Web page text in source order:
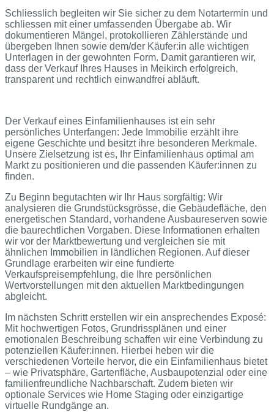
Schliesslich begleiten wir Sie sicher zu dem Notartermin und
schliessen mit einer umfassenden Übergabe ab. Wir
dokumentieren Mängel, protokollieren Zählerstände und
übergeben Ihnen sowie dem/der Käufer:in alle wichtigen
Unterlagen in der gewohnten Form. Damit garantieren wir,
dass der Verkauf Ihres Hauses in Meikirch erfolgreich,
transparent und rechtlich einwandfrei abläuft.
Der Verkauf eines Einfamilienhauses ist ein sehr
persönliches Unterfangen: Jede Immobilie erzählt ihre
eigene Geschichte und besitzt ihre besonderen Merkmale.
Unsere Zielsetzung ist es, Ihr Einfamilienhaus optimal am
Markt zu positionieren und die passenden Käufer:innen zu
finden.
Zu Beginn begutachten wir Ihr Haus sorgfältig: Wir
analysieren die Grundstücksgrösse, die Gebäudefläche, den
energetischen Standard, vorhandene Ausbaureserven sowie
die baurechtlichen Vorgaben. Diese Informationen erhalten
wir vor der Marktbewertung und vergleichen sie mit
ähnlichen Immobilien in ländlichen Regionen. Auf dieser
Grundlage erarbeiten wir eine fundierte
Verkaufspreisempfehlung, die Ihre persönlichen
Wertvorstellungen mit den aktuellen Marktbedingungen
abgleicht.
Im nächsten Schritt erstellen wir ein ansprechendes Exposé:
Mit hochwertigen Fotos, Grundrissplänen und einer
emotionalen Beschreibung schaffen wir eine Verbindung zu
potenziellen Käufer:innen. Hierbei heben wir die
verschiedenen Vorteile hervor, die ein Einfamilienhaus bietet
– wie Privatsphäre, Gartenfläche, Ausbaupotenzial oder eine
familienfreundliche Nachbarschaft. Zudem bieten wir
optionale Services wie Home Staging oder einzigartige
virtuelle Rundgänge an.